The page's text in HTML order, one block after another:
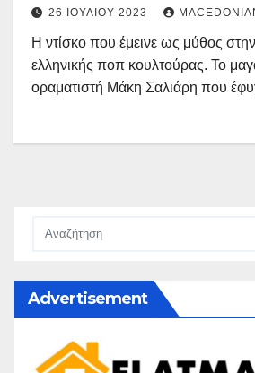
26 ΙΟΥΛΊΟΥ 2023
Η ντίσκο που έμεινε ως μύθος στην
ελληνικής ποπ κουλτούρας. Το
οραματιστή Μάκη Σαλιάρη που
Advertisement